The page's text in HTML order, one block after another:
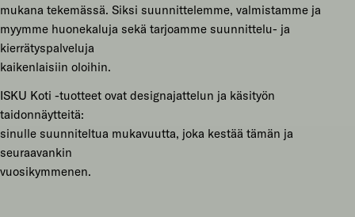
mukana tekemässä. Siksi suunnittelemme, valmistamme ja
myymme huonekaluja sekä tarjoamme suunnittelu- ja
kierrätyspalveluja
kaikenlaisiin oloihin.
ISKU Koti -tuotteet ovat designajattelun ja käsityön
taidonnäytteitä:
sinulle suunniteltua mukavuutta, joka kestää tämän ja
seuraavankin
vuosikymmenen.